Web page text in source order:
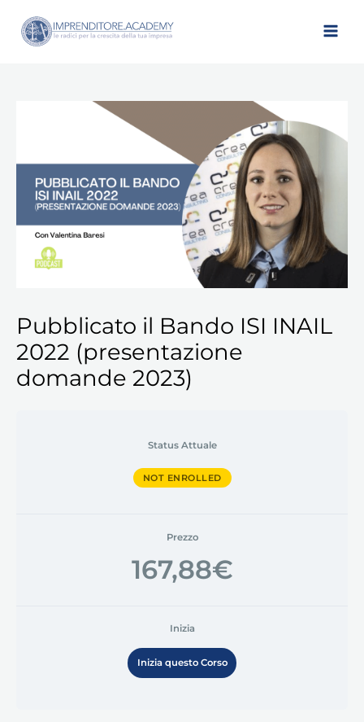
contenuto
Pubblicato il Bando ISI INAIL
2022 (presentazione
domande 2023)
Status Attuale
NOT ENROLLED
Prezzo
167,88€
Inizia
Inizia questo Corso